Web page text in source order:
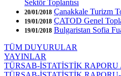
Sektör Toplantısı
20/01/2018 Çanakkale Turizm
19/01/2018 ÇATOD Genel
19/01/2018 Bulgaristan Sofia
TÜM DUYURULAR
YAYINLAR
TÜRSAB-İSTATİSTİK